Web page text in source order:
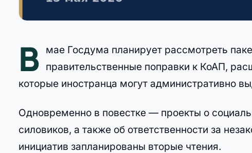
В
мае Госдума планирует рассмотреть
правительственные поправки к КоАП,
которые иностранца могут административно
Одновременно в повестке — проекты о
силовиков, а также об ответственности за
инициатив запланированы вторые чтения.